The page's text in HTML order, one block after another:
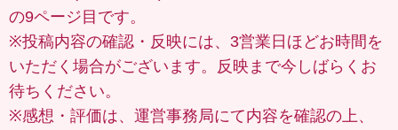
の9ページ目です。
※投稿内容の確認・反映には、3営業日ほどお時間を
いただく場合がございます。反映まで今しばらくお
待ちください。
※感想・評価は、運営事務局にて内容を確認の上、